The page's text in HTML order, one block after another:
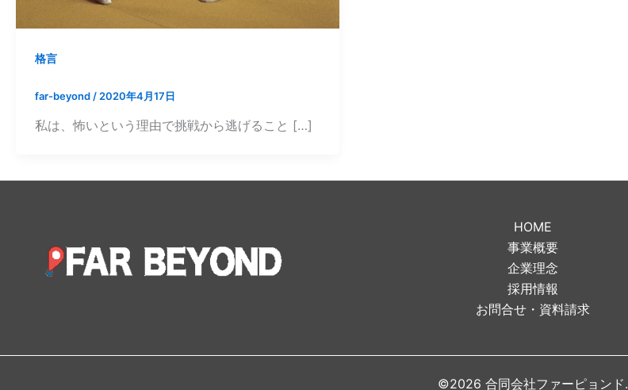
格言
far-beyond / 2020年4月17日
私は、怖いという理由で挑戦から逃げること […]
HOME
事業概要
企業理念
採用情報
お問合せ・資料請求
©2026 合同会社ファーピョンド.